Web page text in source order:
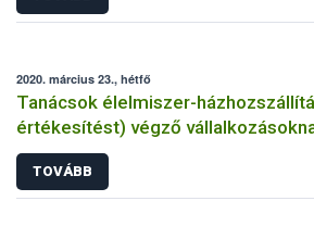
2020. március 23., hétfő
Tanácsok élelmiszer-
értékesítést) végző
járvány idején
TOVÁBB